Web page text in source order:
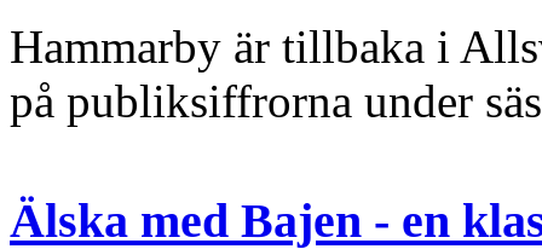
Hammarby är tillbaka i
på publiksiffrorna under
Älska med Bajen - en